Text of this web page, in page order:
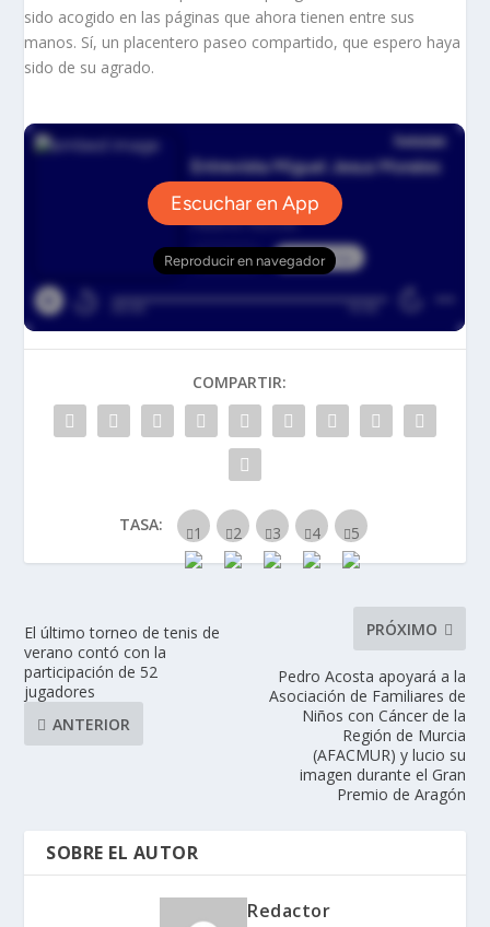
sido acogido en las páginas que ahora tienen entre sus
manos. Sí, un placentero paseo compartido, que espero haya
sido de su agrado.
COMPARTIR:
TASA:
El último torneo de tenis de
verano contó con la
participación de 52
jugadores
ANTERIOR
PRÓXIMO
Pedro Acosta apoyará a la
Asociación de Familiares de
Niños con Cáncer de la
Región de Murcia
(AFACMUR) y lucio su
imagen durante el Gran
Premio de Aragón
SOBRE EL AUTOR
Redactor